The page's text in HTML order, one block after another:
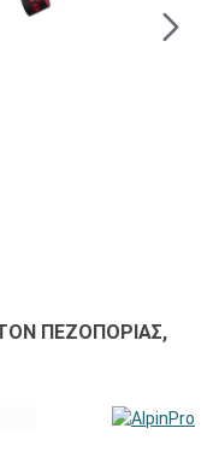
ΠΕΖΟΠΟΡΊΑΣ,